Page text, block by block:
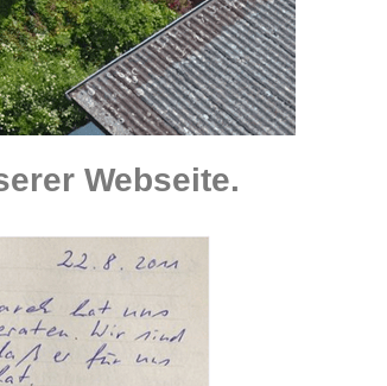
Webseite.